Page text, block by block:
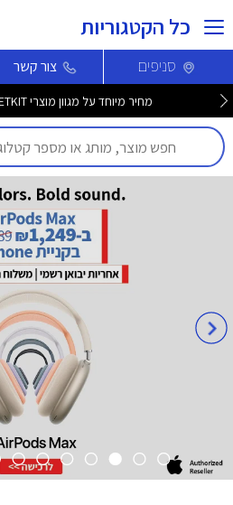
כל הקטגוריות
סניפים צור קשר
מחיר מיוחד על מגוון מוצרי PETKIT לחברי מועדון >>